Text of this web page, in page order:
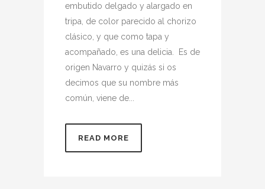
embutido delgado y alargado en
tripa, de color parecido al chorizo
clásico, y que como tapa y
acompañado, es una delicia. Es de
origen Navarro y quizás si os
decimos que su nombre más
común, viene de...
READ MORE